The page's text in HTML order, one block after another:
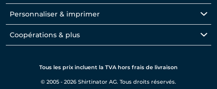
Personnaliser & imprimer
Coopérations & plus
Tous les prix incluent la TVA hors frais de livraison
© 2005 - 2026 Shirtinator AG. Tous droits réservés.